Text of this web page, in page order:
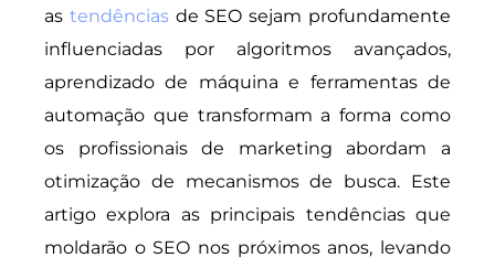
as tendênciasde SEO sejam profundamente
influenciadas por algoritmos avançados,
aprendizado de máquina e ferramentas de
automação que transformam a forma como
os profissionais de marketing abordam a
otimização de mecanismos de busca. Este
artigo explora as principais tendências que
moldarão o SEO nos próximos anos, levando